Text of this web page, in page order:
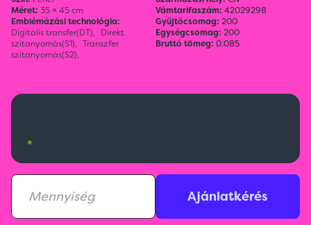
Méret: 35 × 45 cm
Emblémázási technológia:
Digitális transfer(DT), Direkt
szitanyomás(S1), Transzfer
szitanyomás(S2),
Vámtarifaszám: 42029298
Gyűjtőcsomag: 200
Egységcsomag: 200
Bruttó tömeg: 0.085
•
Ajánlatkérés